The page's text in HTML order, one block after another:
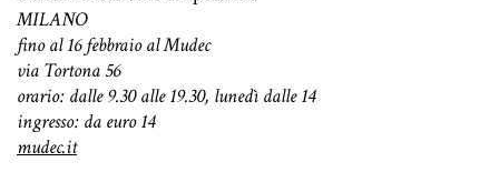
MILANO
fino al 16 febbraio al Mudec
via Tortona 56
orario: dalle 9.30 alle 19.30, lunedì dalle 14
ingresso: da euro 14
mudec.it